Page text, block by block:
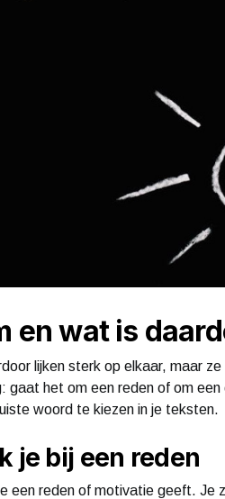
en wat is
lijken sterk op elkaar, maar
gaat het om een reden of om
woord te kiezen in je teksten.
je bij een reden
een reden of motivatie geeft. Je